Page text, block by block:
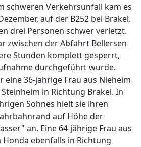
schweren Verkehrsunfall kam es
auf der B252 bei Brakel.
drei Personen schwer verletzt.
zwischen der Abfahrt Bellersen
Stunden komplett gesperrt,
durchgeführt wurde.
eine 36-jährige Frau aus Nieheim
in Richtung Brakel. In
Sohnes hielt sie ihren
auf Höhe der
an. Eine 64-jährige Frau aus
ebenfalls in Richtung